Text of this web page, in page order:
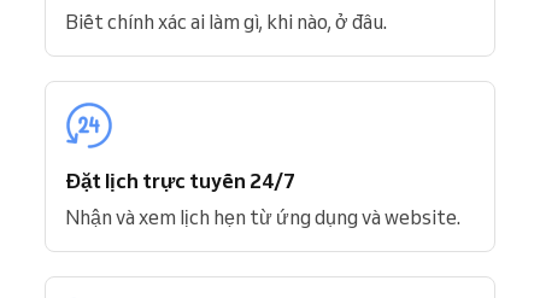
Biết chính xác ai làm gì, khi nào, ở đâu.
Đặt lịch trực tuyến 24/7
Nhận và xem lịch hẹn từ ứng dụng và website.